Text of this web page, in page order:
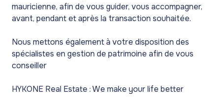
mauricienne, afin de vous guider, vous accompagner,
avant, pendant et après la transaction souhaitée.
Nous mettons également à votre disposition des
spécialistes en gestion de patrimoine afin de vous
conseiller
HYKONE Real Estate : We make your life better